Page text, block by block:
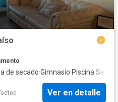
de secado·Gimnasio·Piscina·
Ver en detalle